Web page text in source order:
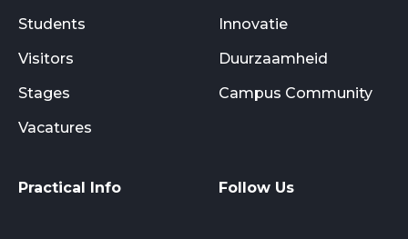
Students
Visitors
Stages
Vacatures
Innovatie
Duurzaamheid
Campus Community
Practical Info Follow Us